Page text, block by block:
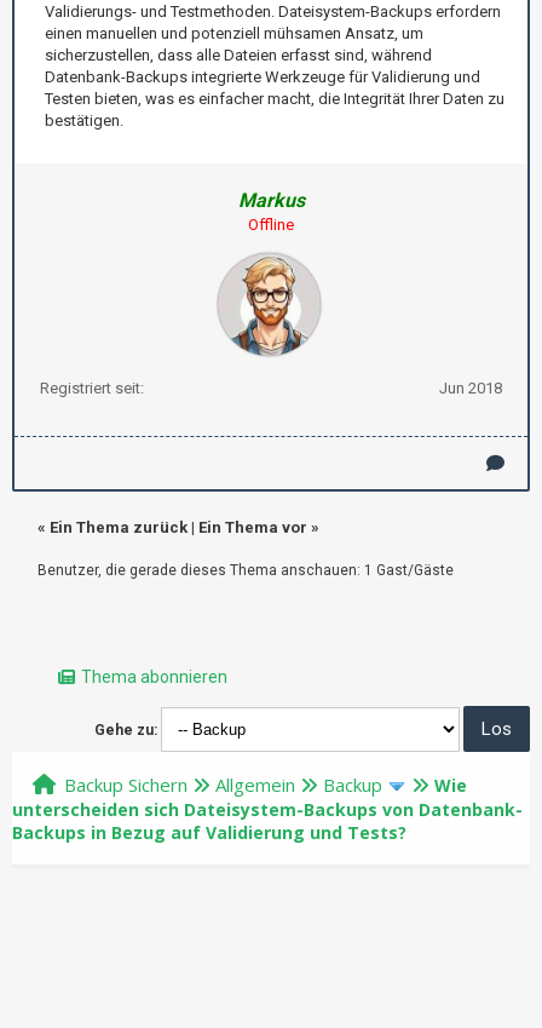
Validierungs- und Testmethoden. Dateisystem-Backups erfordern
einen manuellen und potenziell mühsamen Ansatz, um
sicherzustellen, dass alle Dateien erfasst sind, während
Datenbank-Backups integrierte Werkzeuge für Validierung und
Testen bieten, was es einfacher macht, die Integrität Ihrer Daten zu
bestätigen.
Markus
Offline
Registriert seit: Jun 2018
« Ein Thema zurück | Ein Thema vor »
Benutzer, die gerade dieses Thema anschauen: 1 Gast/Gäste
Thema abonnieren
Gehe zu:
Backup Sichern Allgemein Backup
Wie
unterscheiden sich Dateisystem-Backups von Datenbank-
Backups in Bezug auf Validierung und Tests?